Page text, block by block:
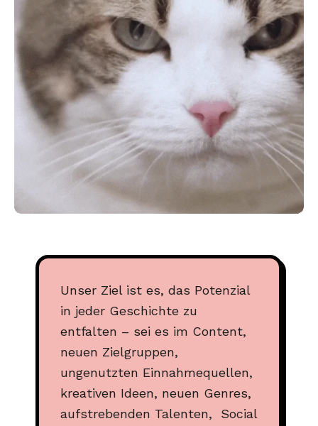
Unser Ziel ist es, das Potenzial
in jeder Geschichte zu
entfalten – sei es im Content,
neuen Zielgruppen,
ungenutzten Einnahmequellen,
kreativen Ideen, neuen Genres,
aufstrebenden Talenten, Social